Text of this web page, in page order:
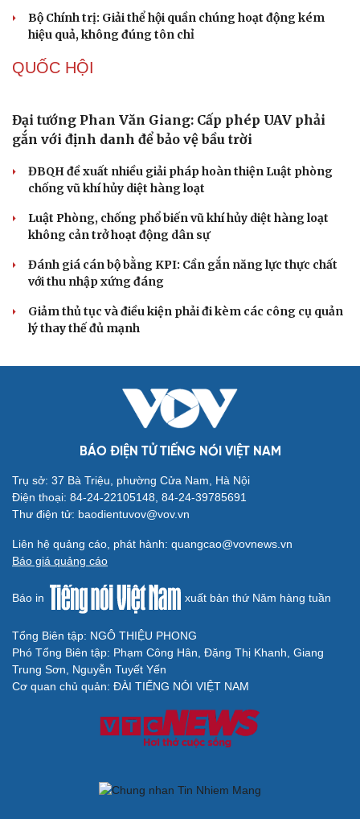
Bộ Chính trị: Giải thể hội quần chúng hoạt động kém
hiệu quả, không đúng tôn chỉ
QUỐC HỘI
Đại tướng Phan Văn Giang: Cấp phép UAV phải
gắn với định danh để bảo vệ bầu trời
ĐBQH đề xuất nhiều giải pháp hoàn thiện Luật phòng
chống vũ khí hủy diệt hàng loạt
Luật Phòng, chống phổ biến vũ khí hủy diệt hàng loạt
không cản trở hoạt động dân sự
Đánh giá cán bộ bằng KPI: Cần gắn năng lực thực chất
với thu nhập xứng đáng
Giảm thủ tục và điều kiện phải đi kèm các công cụ quản
lý thay thế đủ mạnh
BÁO ĐIỆN TỬ TIẾNG NÓI VIỆT NAM
Trụ sở: 37 Bà Triệu, phường Cửa Nam, Hà Nội
Điện thoại: 84-24-22105148, 84-24-39785691
Thư điện tử: baodientuvov@vov.vn
Liên hệ quảng cáo, phát hành: quangcao@vovnews.vn
Báo giá quảng cáo
Báo in xuất bản thứ Năm hàng tuần
Tổng Biên tập: NGÔ THIỆU PHONG
Phó Tổng Biên tập: Phạm Công Hân, Đặng Thị Khanh, Giang
Trung Sơn, Nguyễn Tuyết Yến
Cơ quan chủ quản: ĐÀI TIẾNG NÓI VIỆT NAM